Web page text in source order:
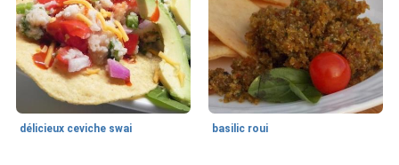
délicieux ceviche swai basilic roui